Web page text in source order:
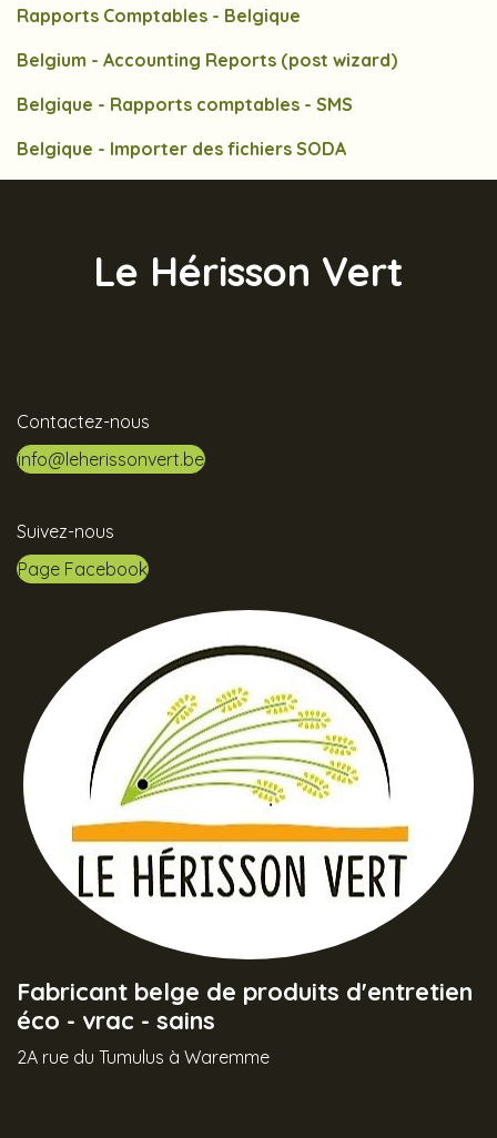
Rapports Comptables - Belgique
Belgium - Accounting Reports (post wizard)
Belgique - Rapports comptables - SMS
Belgique - Importer des fichiers SODA
Le Hérisson Vert
Contactez-nous
info@leherissonvert.be
Suivez-nous
Page Facebook
Fabricant belge de produits d'entretien
éco - vrac - sains
2A rue du Tumulus à Waremme